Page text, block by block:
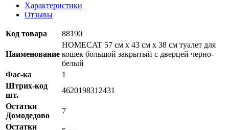
Характеристики
Отзывы
Код товара 88190
Наименование
HOMECAT 57 см х 43 см х 38 см туалет для
кошек большой закрытый с дверцей черно-
белый
Фас-ка
1
Штрих-код
шт.
4620198312431
Остатки
Домодедово
7
Остатки